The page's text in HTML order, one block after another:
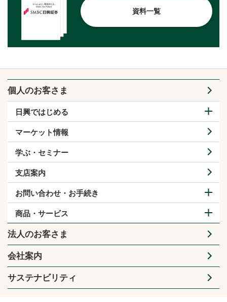
資料一覧
個人のお客さま
日興ではじめる
マーケット情報
学ぶ・セミナー
支店案内
お問い合わせ・お手続き
商品・サービス
法人のお客さま
会社案内
サステナビリティ